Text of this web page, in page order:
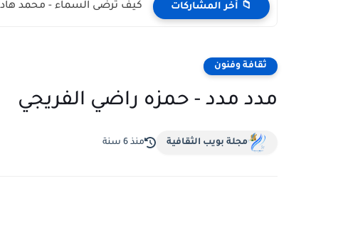
📁 أخر المشاركات كيف ترضى السماء - محمد
ثقافة وفنون
مدد مدد - حمزه راضي الفريجي
مجلة بويب الثقافية منذ 6 سنة